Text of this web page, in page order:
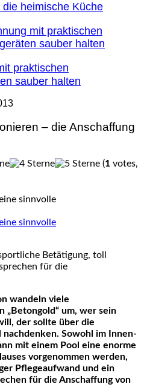
heimische Küche
praktischen
sauber halten
– die Anschaffung
(1 votes,
Betätigung, toll
für die
„Betongold“ um, wer sein
der sollte über die
Sowohl im Innen-
mit einem Pool eine enorme
vorgenommen werden,
Pflegeaufwand und ein
für die Anschaffung von